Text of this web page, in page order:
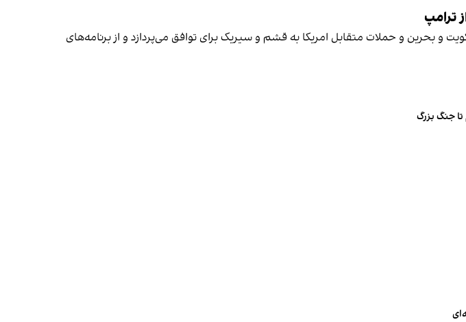
و بحرین و حملات متقابل امریکا به قشم و سیریک برای توافق می‌پردازد و از برنامه‌های
تا جنگ بزرگ